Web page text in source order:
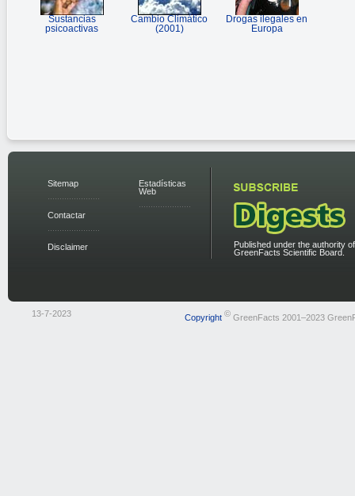
Sustancias
psicoactivas
Cambio Climático
(2001)
Drogas ilegales en
Europa
Sitemap
Contactar
Disclaimer
Estadísticas
Web
Published under the authority
GreenFacts Scientific Board.
13-7-2023 Copyright ©GreenFacts 2001–2023